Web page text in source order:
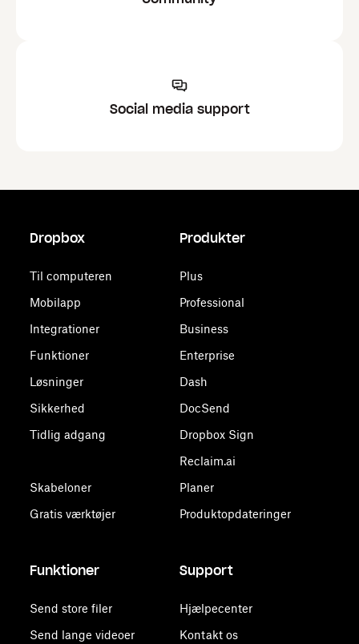
Social media support
Dropbox
Til computeren
Mobilapp
Integrationer
Funktioner
Løsninger
Sikkerhed
Tidlig adgang
Skabeloner
Gratis værktøjer
Produkter
Plus
Professional
Business
Enterprise
Dash
DocSend
Dropbox Sign
Reclaim.ai
Planer
Produktopdateringer
Funktioner
Send store filer
Send lange videoer
Support
Hjælpecenter
Kontakt os